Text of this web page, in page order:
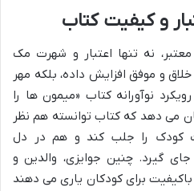
و کیفیت کتاب
نه تنها اعتبار و شهرت مک
و موفق افزایش داده، بلکه مهر
نوآورانه کتاب «میمون ها را
می دهد که کتاب توانسته هم نظر
کودک را جلب کند و هم در دل
گیرد. چنین جوایزی، والدین و
برای کودکان یاری می دهند